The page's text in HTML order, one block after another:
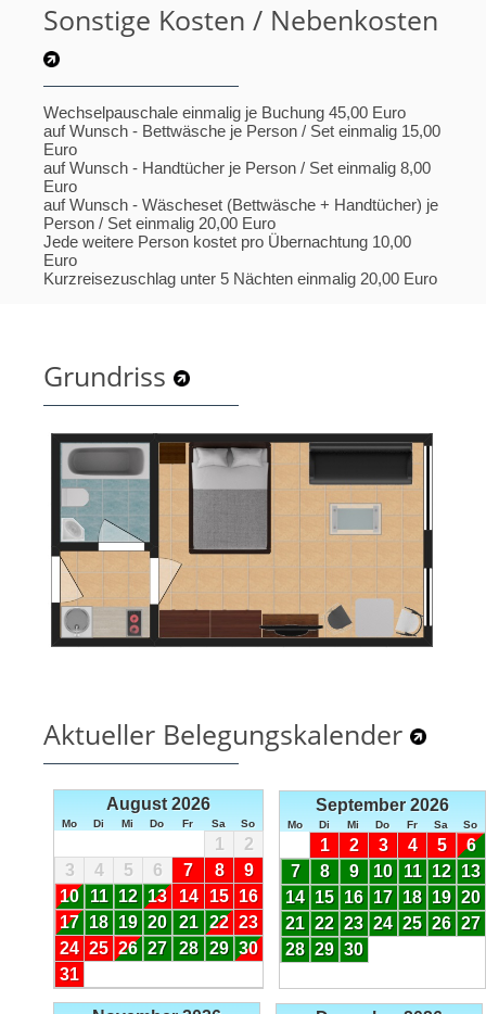
Sonstige Kosten / Nebenkosten
Wechselpauschale einmalig je Buchung 45,00 Euro
auf Wunsch - Bettwäsche je Person / Set einmalig 15,00
Euro
auf Wunsch - Handtücher je Person / Set einmalig 8,00
Euro
auf Wunsch - Wäscheset (Bettwäsche + Handtücher) je
Person / Set einmalig 20,00 Euro
Jede weitere Person kostet pro Übernachtung 10,00
Euro
Kurzreisezuschlag unter 5 Nächten einmalig 20,00 Euro
Grundriss
Aktueller Belegungskalender